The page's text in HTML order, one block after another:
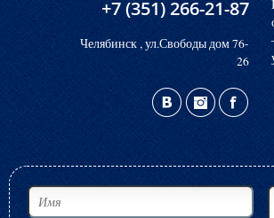
+7 (351) 266-21-87
Челябинск , ул.Свободы дом 76-
26